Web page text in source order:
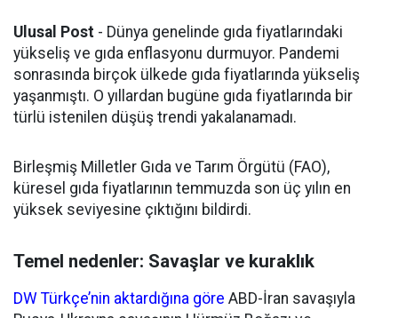
Ulusal Post - Dünya genelinde gıda fiyatlarındaki
yükseliş ve gıda enflasyonu durmuyor. Pandemi
sonrasında birçok ülkede gıda fiyatlarında yükseliş
yaşanmıştı. O yıllardan bugüne gıda fiyatlarında bir
türlü istenilen düşüş trendi yakalanamadı.
Birleşmiş Milletler Gıda ve Tarım Örgütü (FAO),
küresel gıda fiyatlarının temmuzda son üç yılın en
yüksek seviyesine çıktığını bildirdi.
Temel nedenler: Savaşlar ve kuraklık
DW Türkçe’nin aktardığına göre ABD-İran savaşıyla